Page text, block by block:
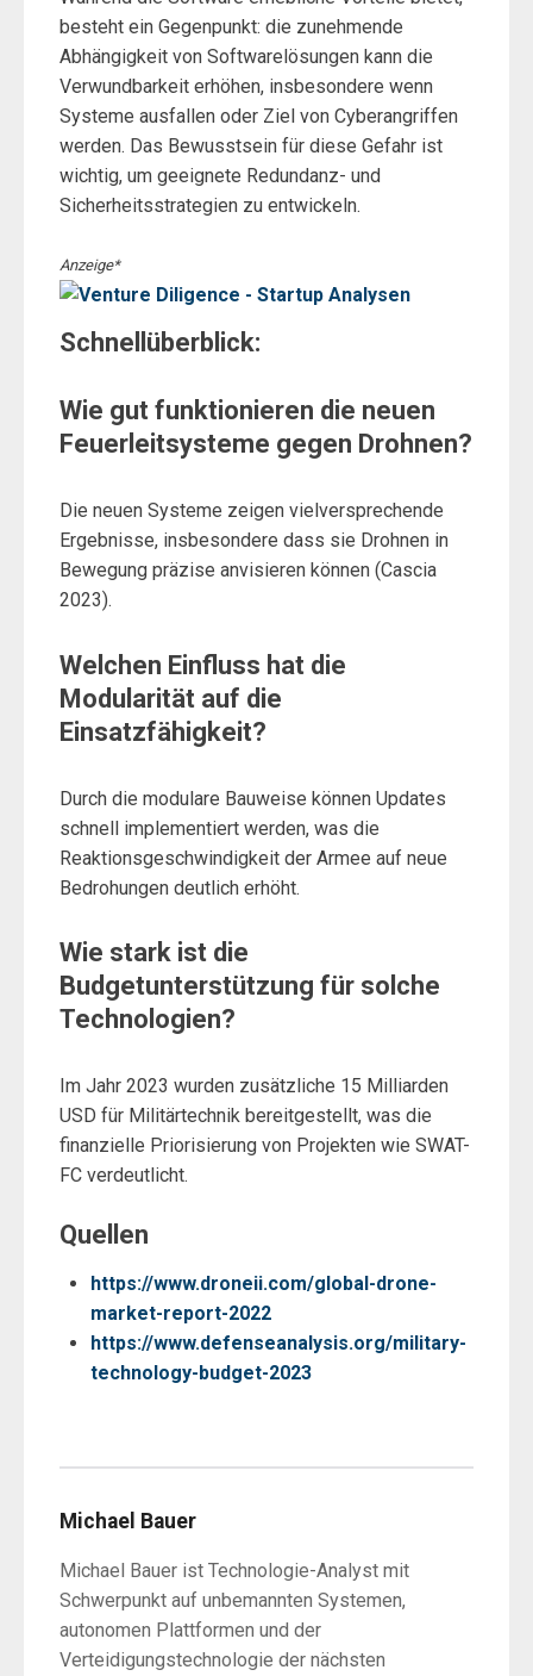
besteht ein Gegenpunkt: die zunehmende
Abhängigkeit von Softwarelösungen kann die
Verwundbarkeit erhöhen, insbesondere wenn
Systeme ausfallen oder Ziel von Cyberangriffen
werden. Das Bewusstsein für diese Gefahr ist
wichtig, um geeignete Redundanz- und
Sicherheitsstrategien zu entwickeln.
Anzeige*
Schnellüberblick:
Wie gut funktionieren die neuen
Feuerleitsysteme gegen Drohnen?
Die neuen Systeme zeigen vielversprechende
Ergebnisse, insbesondere dass sie Drohnen in
Bewegung präzise anvisieren können (Cascia
2023).
Welchen Einfluss hat die
Modularität auf die
Einsatzfähigkeit?
Durch die modulare Bauweise können Updates
schnell implementiert werden, was die
Reaktionsgeschwindigkeit der Armee auf neue
Bedrohungen deutlich erhöht.
Wie stark ist die
Budgetunterstützung für solche
Technologien?
Im Jahr 2023 wurden zusätzliche 15 Milliarden
USD für Militärtechnik bereitgestellt, was die
finanzielle Priorisierung von Projekten wie SWAT-
FC verdeutlicht.
Quellen
https://www.droneii.com/global-drone-
market-report-2022
https://www.defenseanalysis.org/military-
technology-budget-2023
Michael Bauer
Michael Bauer ist Technologie-Analyst mit
Schwerpunkt auf unbemannten Systemen,
autonomen Plattformen und der
Verteidigungstechnologie der nächsten